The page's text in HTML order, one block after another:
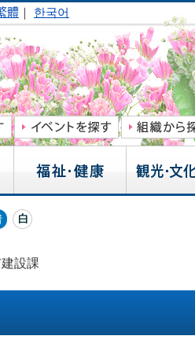
體 ｜ 한국어
設課